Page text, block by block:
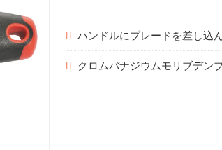
ハンドルにブレードを差し込
クロムバナジウムモリブデン